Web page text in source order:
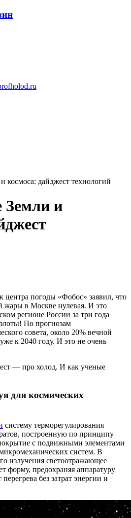
космоса: дайджест технологий
Земли и
центра погоды «Фобос» заявил, что
жары в Москве нулевая. И это
регионе России за три года
По прогнозам
совета, около 20% вечной
к 2040 году. И это не очень
— про холод. И как ученые
для космических
систему терморегулирования
построенную по принципу
с подвижными элементами
систем. В
излучения светоотражающее
форму, предохраняя аппаратуру
без затрат энергии и